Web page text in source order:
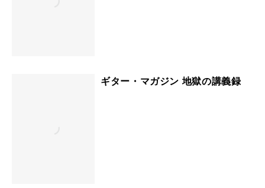
ギター・マガジン 地獄の講義録